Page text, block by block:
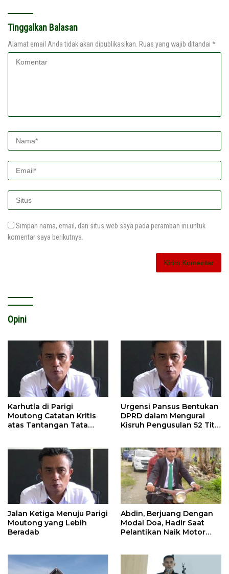
Tinggalkan Balasan
Alamat email Anda tidak akan dipublikasikan. Ruas yang wajib ditandai *
Simpan nama, email, dan situs web saya pada peramban ini untuk
komentar saya berikutnya.
Opini
Karhutla di Parigi
Moutong Catatan Kritis
atas Tantangan Tata
Urgensi Pansus Bentukan
DPRD dalam Mengurai
Kisruh Pengusulan 52 Titik
Jalan Ketiga Menuju Parigi
Moutong yang Lebih
Beradab
Abdin, Berjuang Dengan
Modal Doa, Hadir Saat
Pelantikan Naik Motor